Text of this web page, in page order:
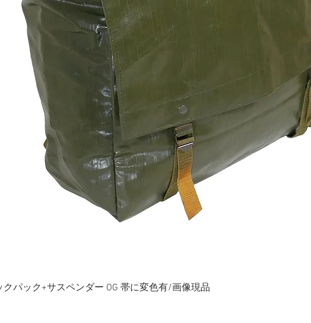
クパック+サスペンダー OG 帯に変色有/画像現品